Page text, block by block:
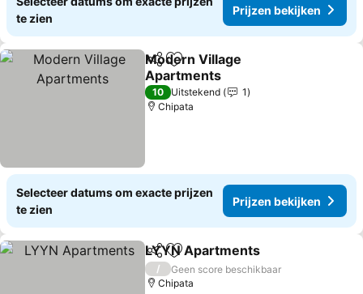
te zien
Prijzen bekijken
DelenToevoegen aan favorieten
Modern Village
Apartments
Prijzen bekijken
10 Uitstekend
1
Chipata
Selecteer datums om exacte prijzen
te zien
Prijzen bekijken
DelenToevoegen aan favorieten
LYYN Apartments
/
Geen score beschikbaar
Chipata